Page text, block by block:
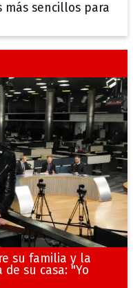
sencillos para
su familia y la
su casa: "Yo